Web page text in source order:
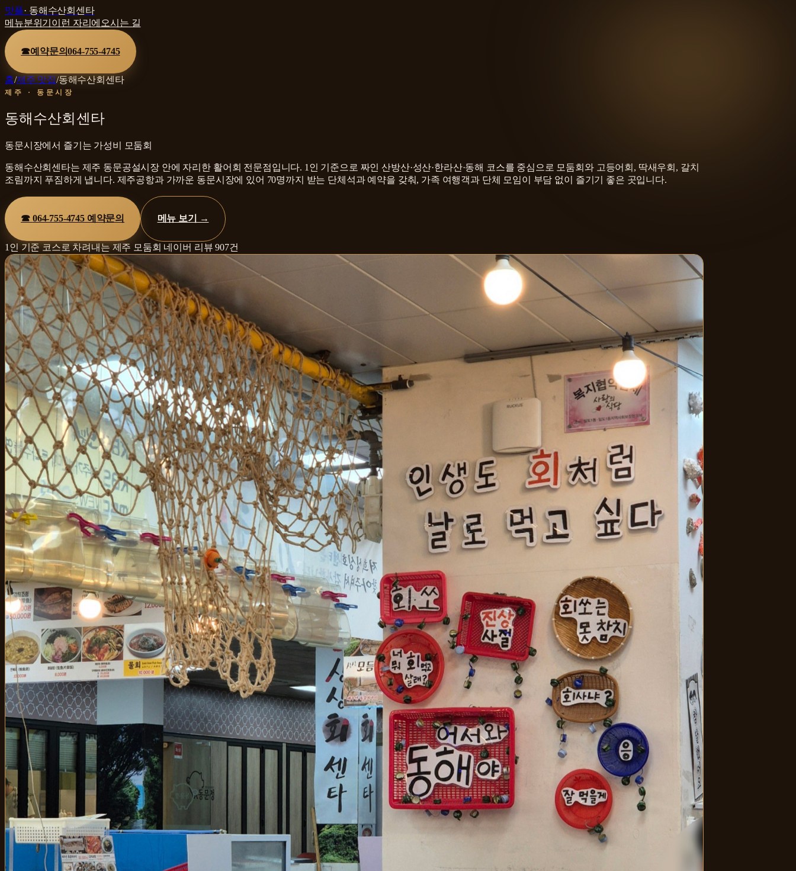
맛플· 동해수산회센타
메뉴분위기 이런 자리에 오시는 길
☎예약문의064-755-4745
홈/제주 맛집/동해수산회센타
제주 · 동문시장
동해수산회센타
동문시장에서 즐기는 가성비 모둠회
동해수산회센타는 제주 동문공설시장 안에 자리한 활어회 전문점입니다. 1인 기준으로 짜인 산방산·성산·한라산·동해 코스를 중심으로 모둠회와 고등어회, 딱새우회, 갈치
조림까지 푸짐하게 냅니다. 제주공항과 가까운 동문시장에 있어 70명까지 받는 단체석과 예약을 갖춰, 가족 여행객과 단체 모임이 부담 없이 즐기기 좋은 곳입니다.
☎ 064-755-4745예약문의 메뉴 보기 →
1인 기준 코스로 차려내는 제주 모둠회 네이버 리뷰907건